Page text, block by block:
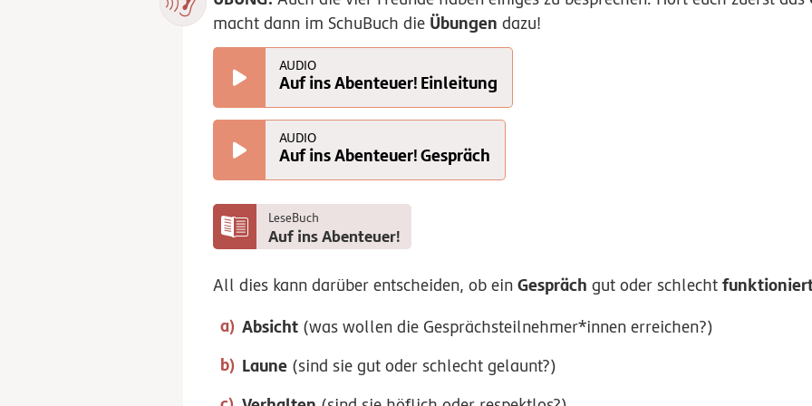
macht dann im SchuBuch die Übungen dazu!
AUDIO
Auf ins Abenteuer! Einleitung
AUDIO
Auf ins Abenteuer! Gespräch
LeseBuch
Auf ins Abenteuer!
All dies kann darüber entscheiden, ob einGespräch gut oder schlecht
Absicht (was wollen die Gesprächsteilnehmer*innen erreichen?)
Laune (sind sie gut oder schlecht gelaunt?)